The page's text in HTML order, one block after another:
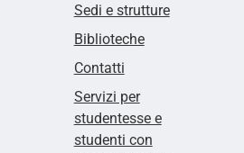
Sedi e strutture
Biblioteche
Contatti
Servizi per
studentesse e
studenti con